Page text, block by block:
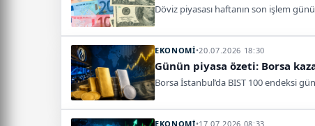
Döviz piyasası haftanın son işlem
EKONOMİ•20.07.2026 18:30
Günün piyasa özeti: Borsa
Borsa İstanbul’da BIST 100 endeksi
EKONOMİ•17.07.2026 08:33